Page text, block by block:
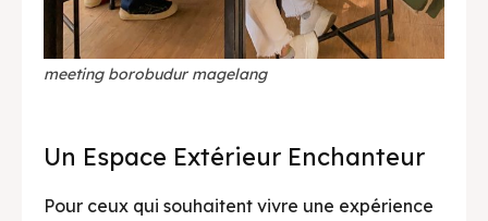
meeting borobudur magelang
Un Espace Extérieur Enchanteur
Pour ceux qui souhaitent vivre une expérience